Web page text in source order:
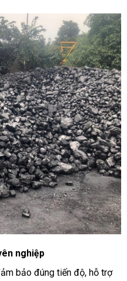
nghiệp
bảo đúng tiến độ, hỗ trợ